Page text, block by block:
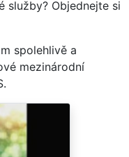
služby? Objednejte si
spolehlivě a
mezinárodní